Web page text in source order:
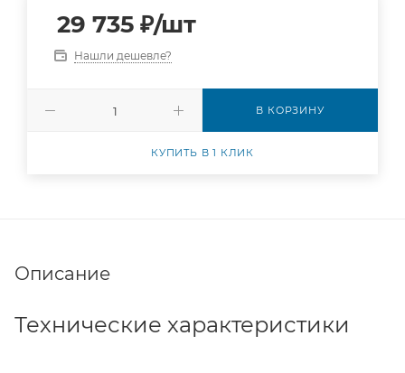
29 735 ₽/шт
Нашли дешевле?
В КОРЗИНУ
КУПИТЬ В 1 КЛИК
Описание
Технические характеристики